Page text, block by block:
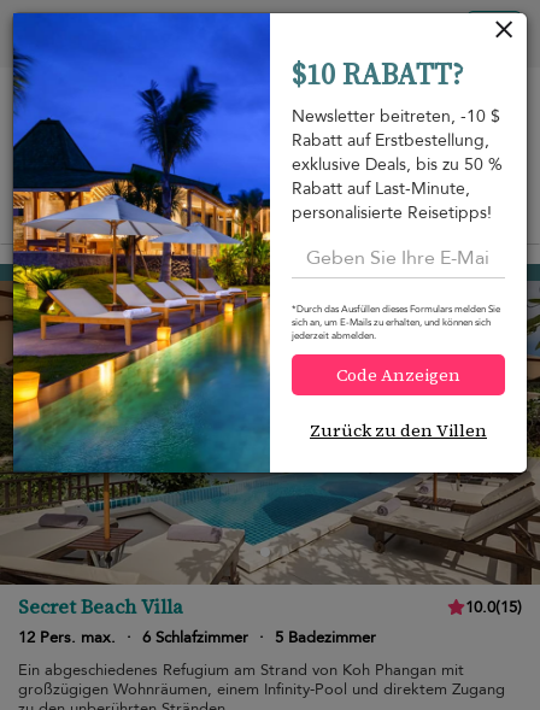
Auf der Karte anzeigen
Koh Pha Ngan von681 USD
15-Rabatt
Secret Beach Villa 10.0(15)
12 Pers. max.
· 6 Schlafzimmer ·
5 Badezimmer
Ein abgeschiedenes Refugium am Strand von Koh Phangan mit
großzügigen Wohnräumen, einem Infinity-Pool und direktem Zugang
$10 RABATT?
Newsletter beitreten, -10 $
Rabatt auf Erstbestellung,
exklusive Deals, bis zu 50 %
Rabatt auf Last-Minute,
personalisierte Reisetipps!
*Durch das Ausfüllen dieses Formulars melden Sie
sich an, um E-Mails zu erhalten, und können sich
jederzeit abmelden.
Code Anzeigen
Zurück zu den Villen
Cookie-Einstellungen